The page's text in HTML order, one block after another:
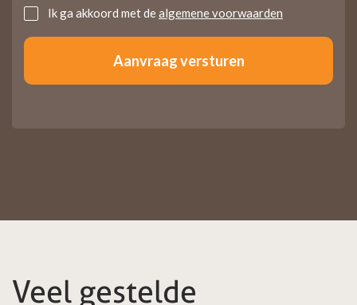
UntitledIk ga akkoord met dealgemene voorwaarden
Veel gestelde